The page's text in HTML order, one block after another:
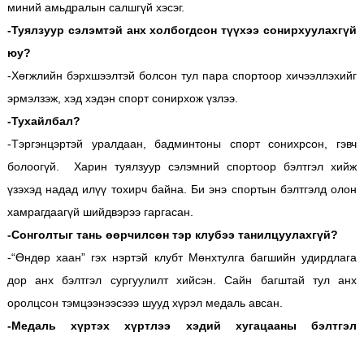
миний амьдралын салшгүй хэсэг.
-Туялзуур сэлэмтэй анх холбогдсон түүхээ сонирхуулахгүй
юу?
-Хөгжлийн бэрхшээлтэй болсон тул пара спортоор хичээллэхийг
эрмэлзэж, хэд хэдэн спорт сонирхож үзлээ.
-Тухайлбал?
-Тэргэнцэртэй уралдаан, бадминтоны спорт сонихрсон, гэвч
болоогүй. Харин туялзуур сэлэмний спортоор бэлтгэл хийж
үзэхэд надад илүү тохирч байна. Би энэ спортын бэлтгэлд олон
хамрагдаагүй шийдвэрээ гаргасан.
-Сонголтыг тань өөрчилсөн тэр клубээ танилцуулахгүй?
-“Өндөр хаан” гэх нэртэй клубт Мөнхтулга багшийн удирдлага
дор анх бэлтгэл сургуулилт хийсэн. Сайн багштай тул анх
оролцсон тэмцээнээсэээ шууд хүрэл медаль авсан.
-Медаль хүртэх хүртлээ хэдий хугацааны бэлтгэл